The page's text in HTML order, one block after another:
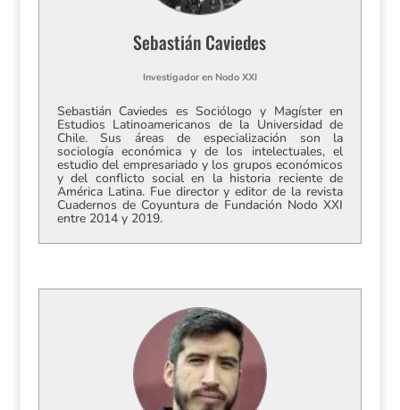
Sebastián Caviedes
Investigador en Nodo XXI
Sebastián Caviedes es Sociólogo y Magíster en
Estudios Latinoamericanos de la Universidad de
Chile. Sus áreas de especialización son la
sociología económica y de los intelectuales, el
estudio del empresariado y los grupos económicos
y del conflicto social en la historia reciente de
América Latina. Fue director y editor de la revista
Cuadernos de Coyuntura de Fundación Nodo XXI
entre 2014 y 2019.